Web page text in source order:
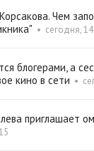
Чем
• сегодня,
блогерами, а
кино в сети •
приглашает